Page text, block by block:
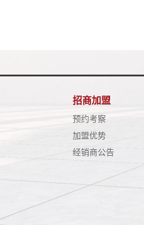
招商加盟
预约考察
加盟优势
经销商公告